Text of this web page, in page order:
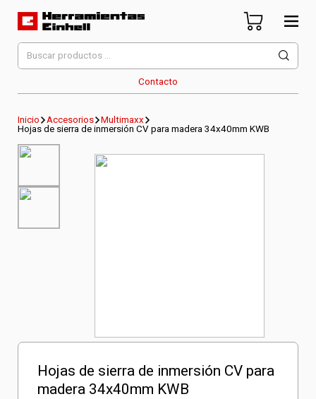
Herramientas Einhell
Distribuidor Oficial
Contacto
Buscar
por:
Inicio Accesorios
Multimaxx
Hojas de sierra de inmersión CV para madera 34x40mm KWB
Hojas de sierra de inmersión CV para
madera 34x40mm KWB